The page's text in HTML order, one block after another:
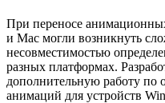
При переносе
и Mac могли возникнуть
несовместимостью
разных платформах.
дополнительную работу по
анимаций для устройств